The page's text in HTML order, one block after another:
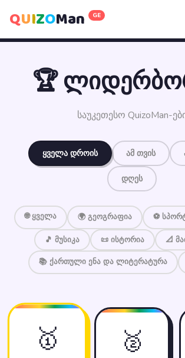
QUIZOMan GE
🏆
საუკეთესო QuizoMan-
ყველა დროის ამ თვის
დღეს
🌐 ყველა 🌍 გეოგრაფია ⚽
🎵 მუსიკა 📜 ისტორია 📐
📚 ქართული ენა და ლიტერატურა
🥇 🥈